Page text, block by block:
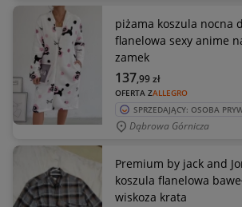
piżama koszula nocna
flanelowa sexy anime
zamek
OFERTA ZALLEGRO
137,99zł
SPRZEDAJĄCY: OSOBA
Dąbrowa Górnicza
Premium by jack and
koszula flanelowa
wiskoza krata